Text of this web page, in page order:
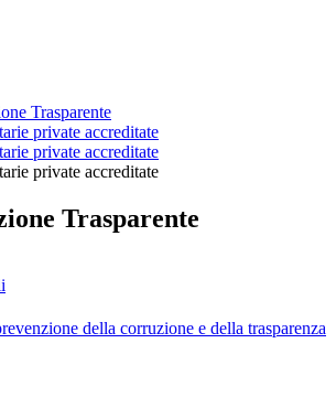
Trasparente
private accreditate
private accreditate
private accreditate
Trasparente
della corruzione e della trasparenza